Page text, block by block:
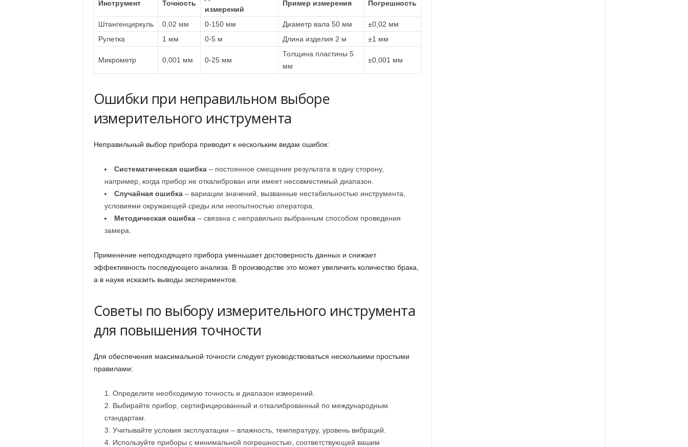
Инструмент Точность
измерений
Пример измерения Погрешность
Штангенциркуль 0,02 мм 0-150 мм Диаметр вала 50 мм
±0,02 мм
Рулетка
1 мм 0-5 м Длина изделия 2 м ±1 мм
Микрометр 0,001 мм 0-25 мм
Толщина пластины 5
мм
±0,001 мм
Ошибки при неправильном выборе
измерительного инструмента
Неправильный выбор прибора приводит к нескольким видам ошибок:
Систематическая ошибка– постоянное смещение результата в одну сторону,
например, когда прибор не откалиброван или имеет несовместимый диапазон.
Случайная ошибка– вариации значений, вызванные нестабильностью инструмента,
условиями окружающей среды или неопытностью оператора.
Методическая ошибка– связана с неправильно выбранным способом проведения
замера.
Применение неподходящего прибора уменьшает достоверность данных и снижает
эффективность последующего анализа. В производстве это может увеличить количество брака,
а в науке исказить выводы экспериментов.
Советы по выбору измерительного инструмента
для повышения точности
Для обеспечения максимальной точности следует руководствоваться несколькими простыми
правилами:
Определите необходимую точность и диапазон измерений.
Выбирайте прибор, сертифицированный и откалиброванный по международным
стандартам.
Учитывайте условия эксплуатации – влажность, температуру, уровень вибраций.
Используйте приборы с минимальной погрешностью, соответствующей вашим